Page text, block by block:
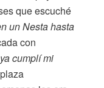
que escuché
un Nesta hasta
con
cumplí mi